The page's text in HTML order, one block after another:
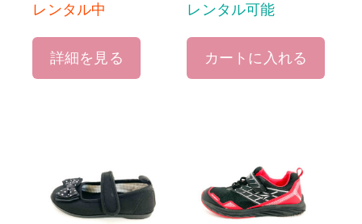
レンタル中
詳細を見る
レンタル可能
カートに入れる